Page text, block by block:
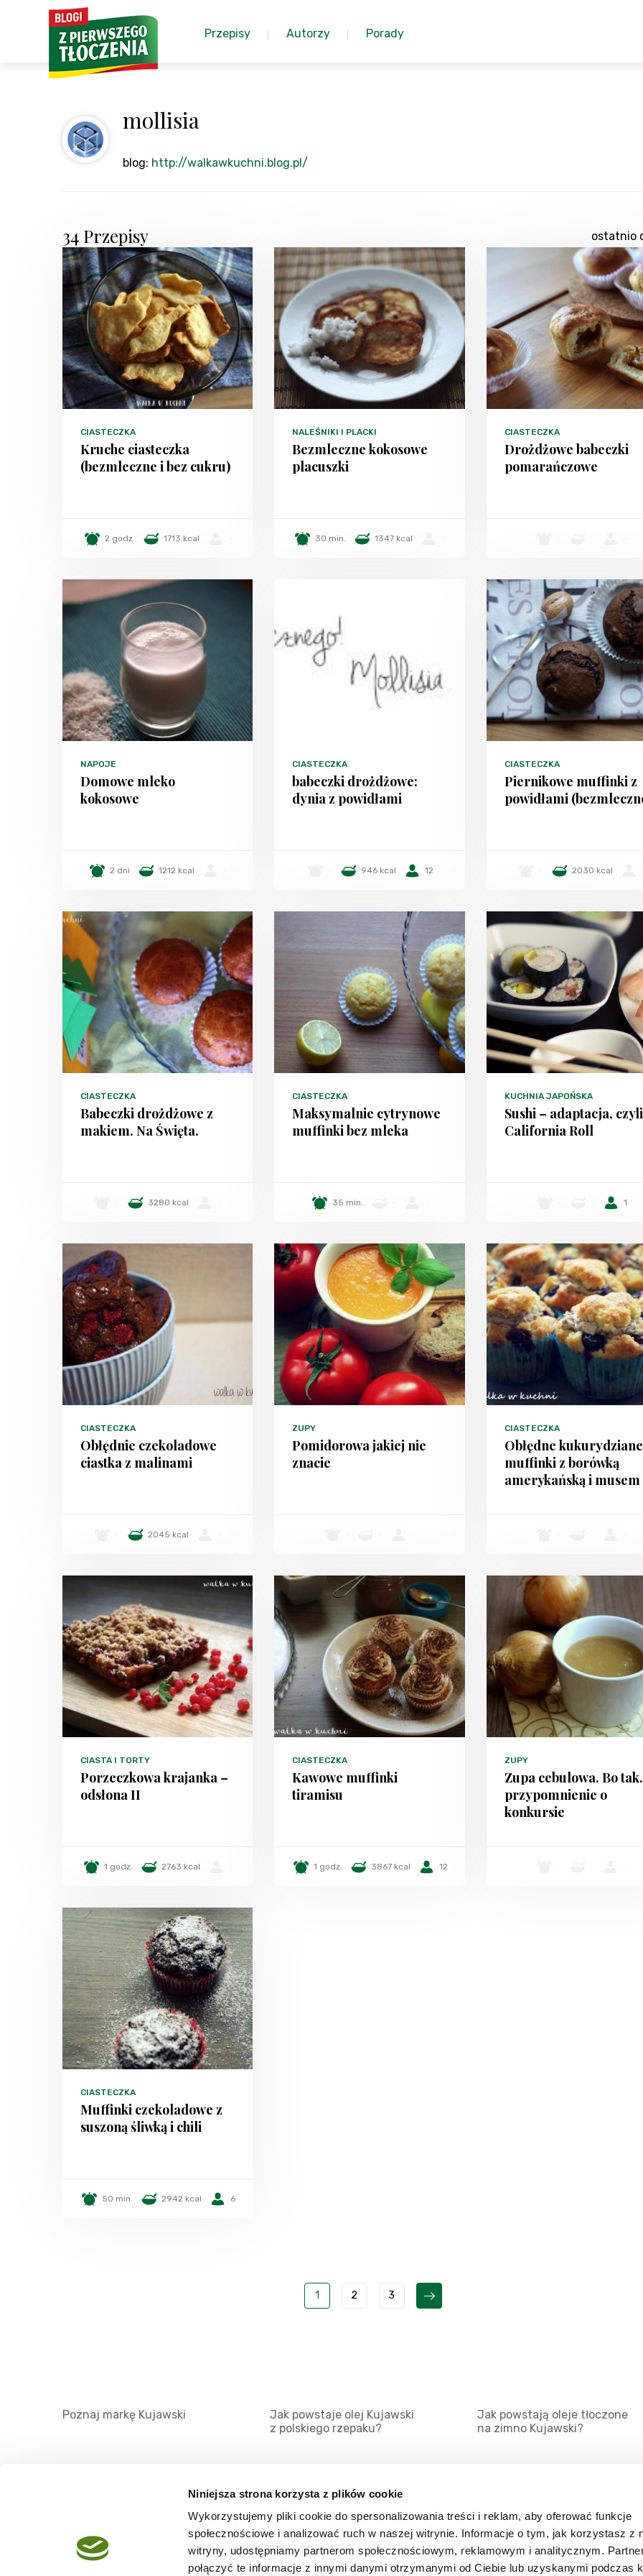
Niniejsza strona korzysta z plików cookie
Wykorzystujemy pliki cookie do spersonalizowania treści i reklam, aby oferować funkcje
społecznościowe i analizować ruch w naszej witrynie. Informacje o tym, jak korzystasz z
witryny, udostępniamy partnerom społecznościowym, reklamowym i analitycznym.
połączyć te informacje z innymi danymi otrzymanymi od Ciebie lub uzyskanymi podczas
Przepisy Autorzy Porady
mollisia
blog: http://walkawkuchni.blog.pl/
34 Przepisy ostatnio
CIASTECZKA
Kruche ciasteczka
(bezmleczne i bez cukru)
2 godz. 1713 kcal
NALEŚNIKI I PLACKI
Bezmleczne kokosowe
placuszki
30 min. 1347 kcal
CIASTECZKA
Drożdżowe babeczki
pomarańczowe
NAPOJE
Domowe mleko
kokosowe
2 dni 1212 kcal
CIASTECZKA
babeczki drożdżowe:
dynia z powidłami
946 kcal 12
CIASTECZKA
Piernikowe muffinki z
powidłami
2030 kcal
CIASTECZKA
Babeczki drożdżowe z
makiem. Na Święta.
3280 kcal
CIASTECZKA
Maksymalnie cytrynowe
muffinki bez mleka
35 min.
KUCHNIA JAPOŃSKA
Sushi – adaptacja, czyli
California Roll
1
CIASTECZKA
Obłędnie czekoladowe
ciastka z malinami
2045 kcal
ZUPY
Pomidorowa jakiej nie
znacie
CIASTECZKA
Obłędne kukurydziane
muffinki z borówką
amerykańską i musem
CIASTA I TORTY
Porzeczkowa krajanka –
odsłona II
1 godz. 2763 kcal
CIASTECZKA
Kawowe muffinki
tiramisu
1 godz. 3867 kcal 12
ZUPY
Zupa cebulowa. Bo
przypomnienie o
konkursie
CIASTECZKA
Muffinki czekoladowe z
suszoną śliwką i chili
50 min. 2942 kcal 6
1 2 3
Poznaj markę Kujawski
Jak powstaje olej Kujawski
z polskiego rzepaku?
Jak powstają oleje tłoczone
na zimno Kujawski?
Regulamin
Mapa serwisu
Kanały RSS